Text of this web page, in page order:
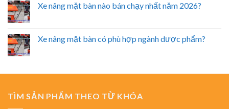
Xe nâng mặt bàn nào bán chạy nhất năm 2026?
Xe nâng mặt bàn có phù hợp ngành dược phẩm?
TÌM SẢN PHẨM THEO TỪ KHÓA